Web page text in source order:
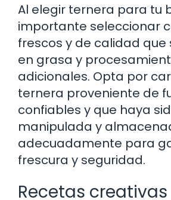
Al elegir ternera para tu
importante seleccionar
frescos y de calidad que
en grasa y
adicionales. Opta por
ternera proveniente de
confiables y que haya
manipulada y
adecuadamente para
frescura y seguridad.
Recetas